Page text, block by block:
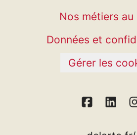
Nos métiers au
Données et
Gérer les